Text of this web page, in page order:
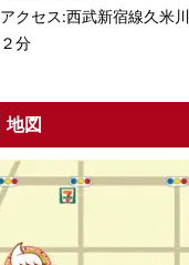
アクセス:西武新宿線久米
２分
地図